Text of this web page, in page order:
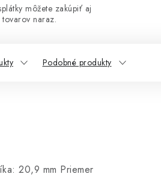
môžete zakúpiť aj
tovarov naraz.
Podobné produkty
20,9 mm Priemer